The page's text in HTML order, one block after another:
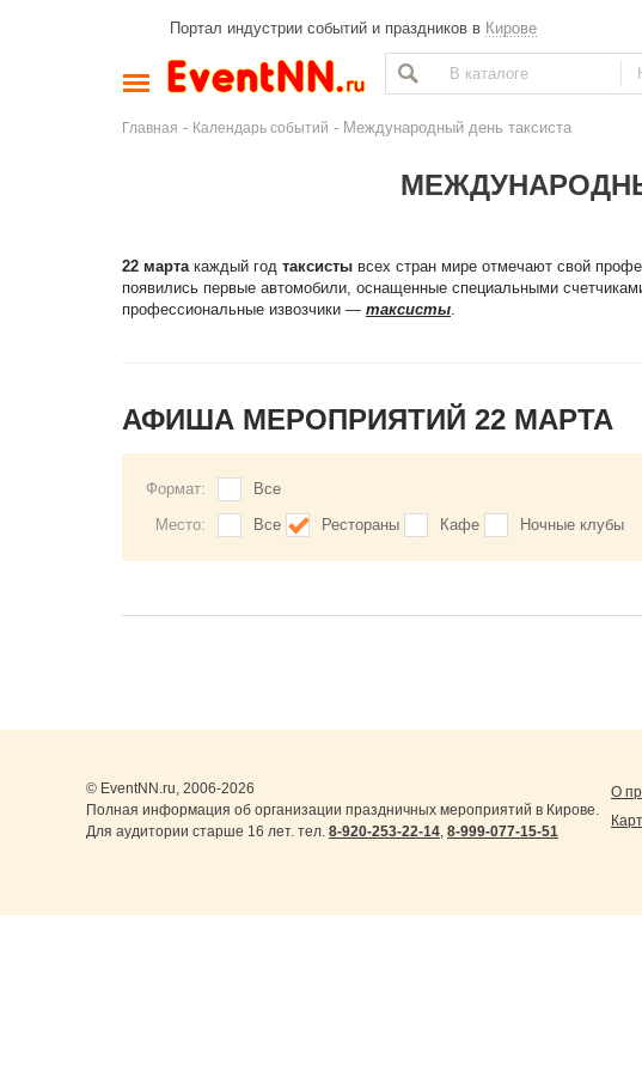
Портал индустрии событий и праздников в Кирове
Главная - Календарь событий - Международный день таксиста
22 мартакаждый год таксисты всех стран мире отмечают свой
появились первые автомобили, оснащенные специальными
профессиональные извозчики — таксисты.
АФИША МЕРОПРИЯТИЙ 22 МАРТА
Формат:
Все
Место:
Все Рестораны Кафе Ночные клубы
© EventNN.ru, 2006-2026
Полная информация об организации праздничных мероприятий в Кирове.
Для аудитории старше 16 лет. тел. 8-920-253-22-14, 8-999-077-15-51
О